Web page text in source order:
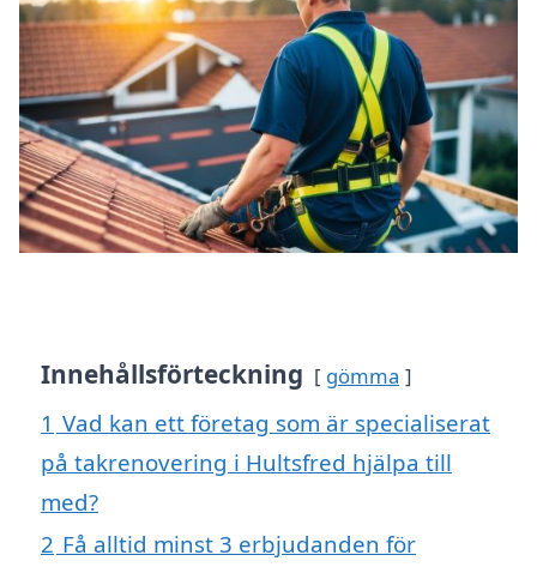
Innehållsförteckning gömma
1 Vad kan ett företag som är specialiserat
på takrenovering i Hultsfred hjälpa till
med?
2 Få alltid minst 3 erbjudanden för